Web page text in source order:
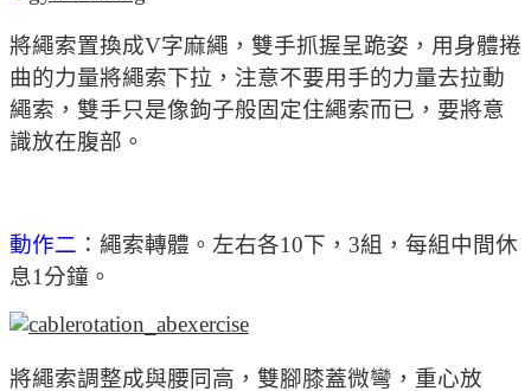
將繩索置換成V字麻繩，雙手抓握呈跪姿，用身體捲
曲的力量將繩索下拉，注意不要用手的力量去拉動
繩索，雙手只是像鉤子般固定住繩索而已，要將意
識放在腹部。
動作二 ：繩索轉體。左右各10下，3組，每組中間休
息1分鐘。
將繩索調整成與腰同高，雙腳膝蓋微彎，重心放